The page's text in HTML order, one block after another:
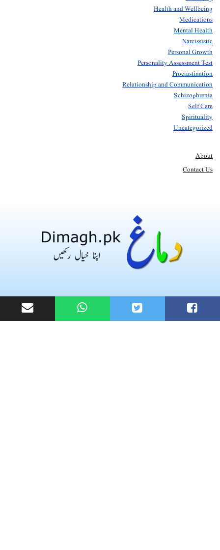
Health and Wellbeing
Medications
Mental Health
Narcissistic
Personal Growth
Personality Assessment Test
Procrastination
Relationship and Communication
Schizophrenia
Self Care
Spirituality
Uncategorized
About
Contact Us